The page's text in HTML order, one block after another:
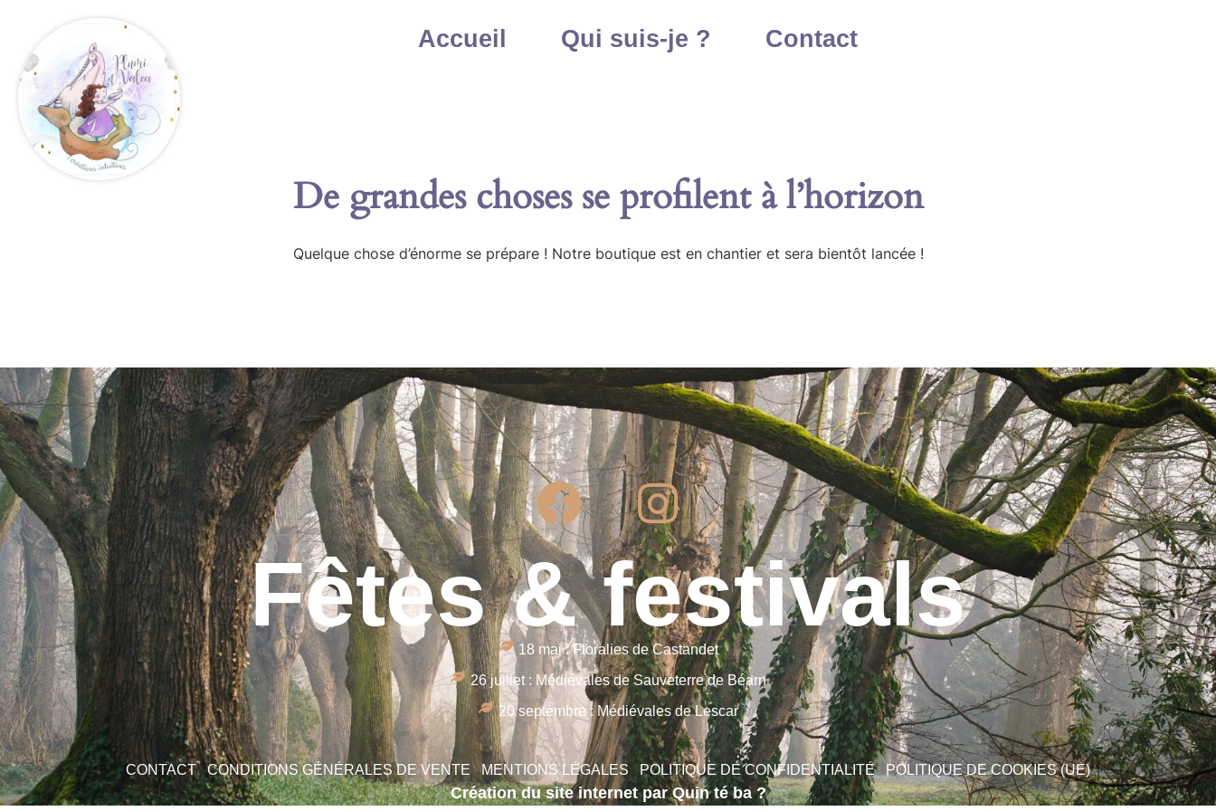
Accueil Qui suis-je ? Contact
De grandes choses se profilent à l’horizon
Quelque chose d’énorme se prépare ! Notre boutique est en chantier et sera bientôt lancée !
Fêtes & festivals
18 mai : Floralies de Castandet
26 juillet : Médiévales de Sauveterre de Béarn
20 septembre : Médiévales de Lescar
CONTACT CONDITIONS GÉNÉRALES DE VENTE MENTIONS LÉGALES POLITIQUE DE CONFIDENTIALITÉ POLITIQUE DE COOKIES (UE)
Création du site internet par Quin té ba ?